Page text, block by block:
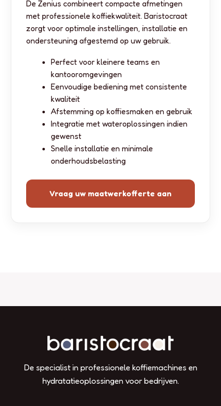
De Zenius combineert compacte afmetingen
met professionele koffiekwaliteit. Baristocraat
zorgt voor optimale instellingen, installatie en
ondersteuning afgestemd op uw gebruik.
Perfect voor kleinere teams en
kantooromgevingen
Eenvoudige bediening met consistente
kwaliteit
Afstemming op koffiesmaken en gebruik
Integratie met wateroplossingen indien
gewenst
Snelle installatie en minimale
onderhoudsbelasting
Vraag uw maatwerkofferte aan
De specialist in professionele koffiemachines en
hydratatieoplossingen voor bedrijven.